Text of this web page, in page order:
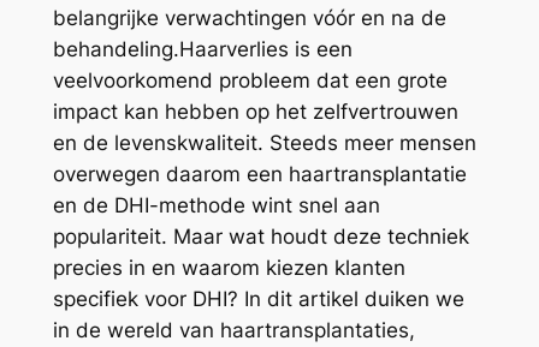
belangrijke verwachtingen vóór en na de
behandeling.Haarverlies is een
veelvoorkomend probleem dat een grote
impact kan hebben op het zelfvertrouwen
en de levenskwaliteit. Steeds meer mensen
overwegen daarom een haartransplantatie
en de DHI-methode wint snel aan
populariteit. Maar wat houdt deze techniek
precies in en waarom kiezen klanten
specifiek voor DHI? In dit artikel duiken we
in de wereld van haartransplantaties,